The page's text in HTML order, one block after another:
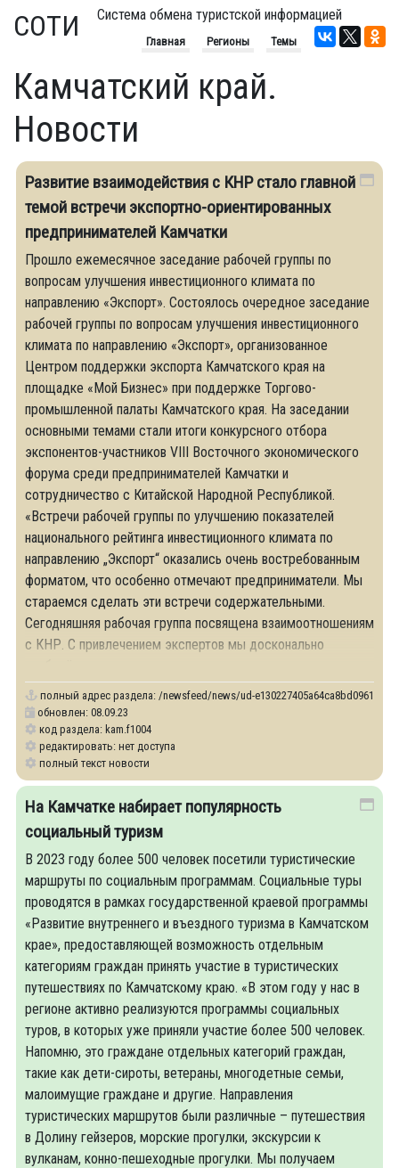
СОТИ Система обмена туристской информацией
Главная Регионы Темы
Камчатский край.
Новости
Развитие взаимодействия с КНР стало главной
темой встречи экспортно-ориентированных
предпринимателей Камчатки
Прошло ежемесячное заседание рабочей группы по
вопросам улучшения инвестиционного климата по
направлению «Экспорт». Состоялось очередное заседание
рабочей группы по вопросам улучшения инвестиционного
климата по направлению «Экспорт», организованное
Центром поддержки экспорта Камчатского края на
площадке «Мой Бизнес» при поддержке Торгово-
промышленной палаты Камчатского края. На заседании
основными темами стали итоги конкурсного отбора
экспонентов-участников VIII Восточного экономического
форума среди предпринимателей Камчатки и
сотрудничество с Китайской Народной Республикой.
«Встречи рабочей группы по улучшению показателей
национального рейтинга инвестиционного климата по
направлению „Экспорт“ оказались очень востребованным
форматом, что особенно отмечают предприниматели. Мы
стараемся сделать эти встречи содержательными.
Сегодняшняя рабочая группа посвящена взаимоотношениям
с КНР. С привлечением экспертов мы досконально
полный адрес раздела: /newsfeed/news/ud-
обновлен: 08.09.23
код раздела: kam.f1004
редактировать: нет доступа
полный текст новости
На Камчатке набирает популярность
социальный туризм
В 2023 году более 500 человек посетили туристические
маршруты по социальным программам. Социальные туры
проводятся в рамках государственной краевой программы
«Развитие внутреннего и въездного туризма в Камчатском
крае», предоставляющей возможность отдельным
категориям граждан принять участие в туристических
путешествиях по Камчатскому краю. «В этом году у нас в
регионе активно реализуются программы социальных
туров, в которых уже приняли участие более 500 человек.
Напомню, это граждане отдельных категорий граждан,
такие как дети-сироты, ветераны, многодетные семьи,
малоимущие граждане и другие. Направления
туристических маршрутов были различные – путешествия
в Долину гейзеров, морские прогулки, экскурсии к
вулканам, конно-пешеходные прогулки. Мы получаем